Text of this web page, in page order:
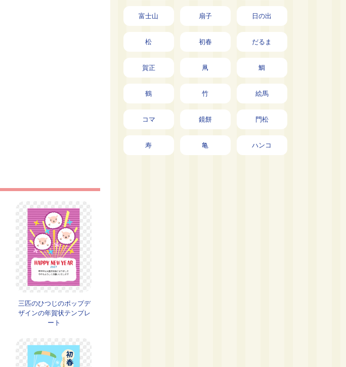
三匹のひつじのポップデ
ザインの年賀状テンプレ
ート
富士山 扇子 日の出
松 初春 だるま
賀正 凧 鯛
鶴 竹 絵馬
コマ 鏡餅 門松
寿 亀 ハンコ